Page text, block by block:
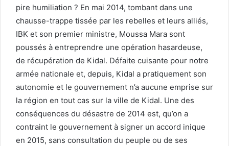
pire humiliation ? En mai 2014, tombant dans une
chausse-trappe tissée par les rebelles et leurs alliés,
IBK et son premier ministre, Moussa Mara sont
poussés à entreprendre une opération hasardeuse,
de récupération de Kidal. Défaite cuisante pour notre
armée nationale et, depuis, Kidal a pratiquement son
autonomie et le gouvernement n’a aucune emprise sur
la région en tout cas sur la ville de Kidal. Une des
conséquences du désastre de 2014 est, qu’on a
contraint le gouvernement à signer un accord inique
en 2015, sans consultation du peuple ou de ses